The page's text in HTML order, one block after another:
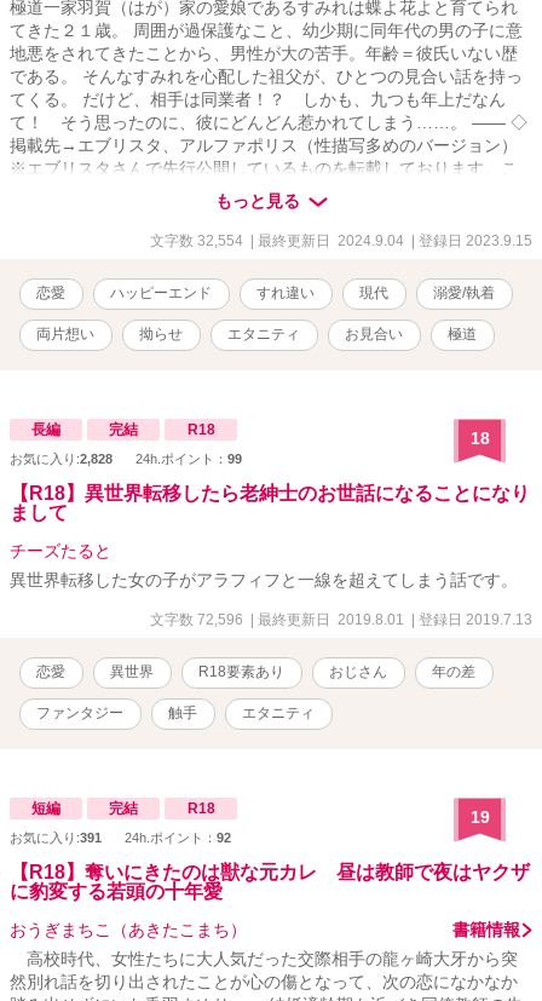
極道一家羽賀（はが）家の愛娘であるすみれは蝶よ花よと育てられ
てきた２１歳。 周囲が過保護なこと、幼少期に同年代の男の子に意
地悪をされてきたことから、男性が大の苦手。年齢＝彼氏いない歴
である。 そんなすみれを心配した祖父が、ひとつの見合い話を持っ
てくる。 だけど、相手は同業者！？ しかも、九つも年上だなん
て！ そう思ったのに、彼にどんどん惹かれてしまう……。 ―― ◇
掲載先→エブリスタ、アルファポリス（性描写多めのバージョン）
※エブリスタさんで先行公開しているものを転載しております。こ
もっと見る
文字数 32,554 | 最終更新日 2024.9.04 | 登録日 2023.9.15
恋愛 ハッピーエンド すれ違い 現代 溺愛/執着
両片想い 拗らせ エタニティ お見合い 極道
長編 完結 R18
お気に入り:2,828 24h.ポイント： 99
18
【R18】異世界転移したら老紳士のお世話になることになり
まして
チーズたると
異世界転移した女の子がアラフィフと一線を超えてしまう話です。
文字数 72,596 | 最終更新日 2019.8.01 | 登録日 2019.7.13
恋愛 異世界 R18要素あり おじさん 年の差
ファンタジー 触手 エタニティ
短編 完結 R18
お気に入り:391 24h.ポイント： 92
19
【R18】奪いにきたのは獣な元カレ 昼は教師で夜はヤクザ
に豹変する若頭の十年愛
おうぎまちこ（あきたこまち）
書籍情報
高校時代、女性たちに大人気だった交際相手の龍ヶ崎大牙から突
然別れ話を切り出されたことが心の傷となって、次の恋になかなか